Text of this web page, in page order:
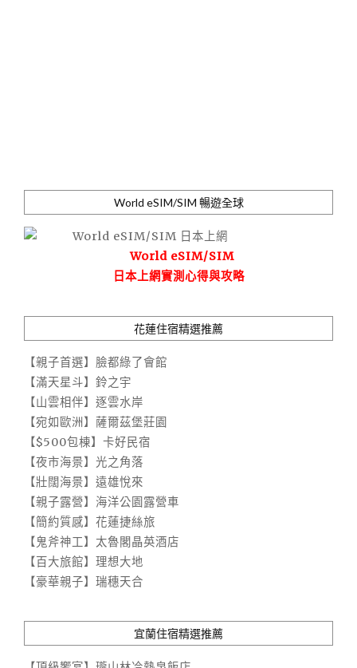
World eSIM/SIM 暢遊全球
World eSIM/SIM
日本上網實測心得與攻略
花蓮住宿精選推薦
【親子首選】臉都綠了會館
【滿天星斗】鈴之宇
【山雲相伴】逐雲水岸
【宛如歐洲】薩爾茲堡莊園
【$500包棟】卡好民宿
【夜市海景】光之角落
【壯闊海景】遠雄悅來
【親子露營】海洋公園露營車
【簡約質感】花蓮捷絲旅
【鬼斧神工】太魯閣晶英酒店
【百大旅館】理想大地
【豪華親子】瑞穗天合
宜蘭住宿精選推薦